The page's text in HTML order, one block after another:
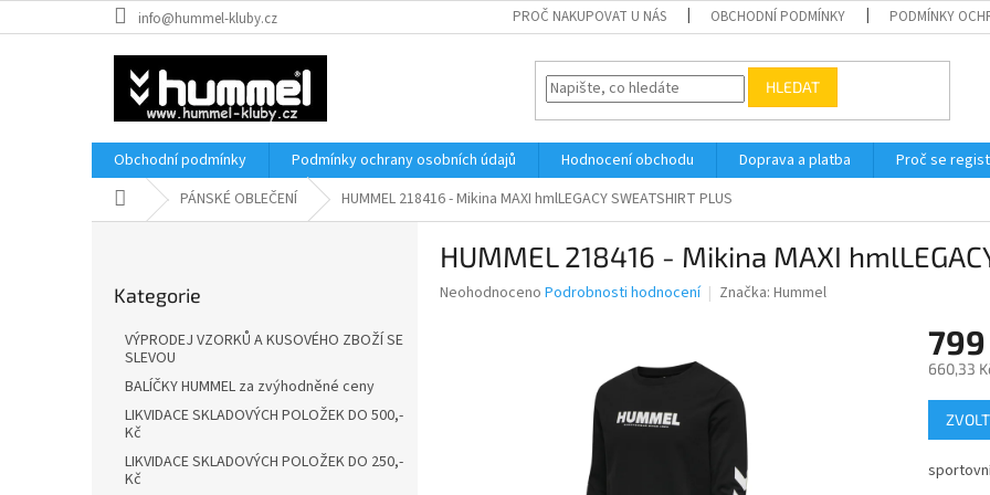
na
info@hummel-kluby.cz PROČ NAKUPOVAT U NÁS OBCHODNÍ PODMÍNKY PODMÍNKY
HLEDAT
Obchodní podmínky Podmínky ochrany osobních údajů Hodnocení obchodu Doprava a platba Proč se
Domů PÁNSKÉ OBLEČENÍ HUMMEL 218416 - Mikina MAXI hmlLEGACY SWEATSHIRT PLUS
kategorie
Kategorie
VÝPRODEJ VZORKŮ A KUSOVÉHO ZBOŽÍ SE
SLEVOU
BALÍČKY HUMMEL za zvýhodněné ceny
LIKVIDACE SKLADOVÝCH POLOŽEK DO 500,-
Kč
LIKVIDACE SKLADOVÝCH POLOŽEK DO 250,-
Kč
HUMMEL 218416 - Mikina MAXI
Průměrné
Neohodnoceno Podrobnosti hodnocení Značka: Hummel
799
660,33
Měrná
cena: